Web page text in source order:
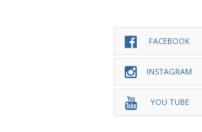
FACEBOOK
INSTAGRAM
YOU TUBE